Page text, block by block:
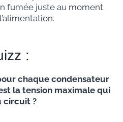
fumée juste au moment
:
chaque condensateur
la tension maximale qui
circuit ?